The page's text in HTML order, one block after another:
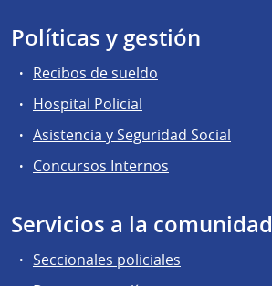
Políticas y gestión
Recibos de sueldo
Hospital Policial
Asistencia y Seguridad Social
Concursos Internos
Servicios a la comunidad
Seccionales policiales